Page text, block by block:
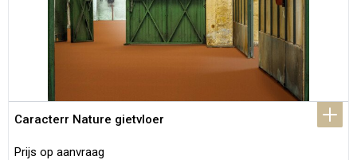
Caracterr Nature gietvloer
Prijs op aanvraag